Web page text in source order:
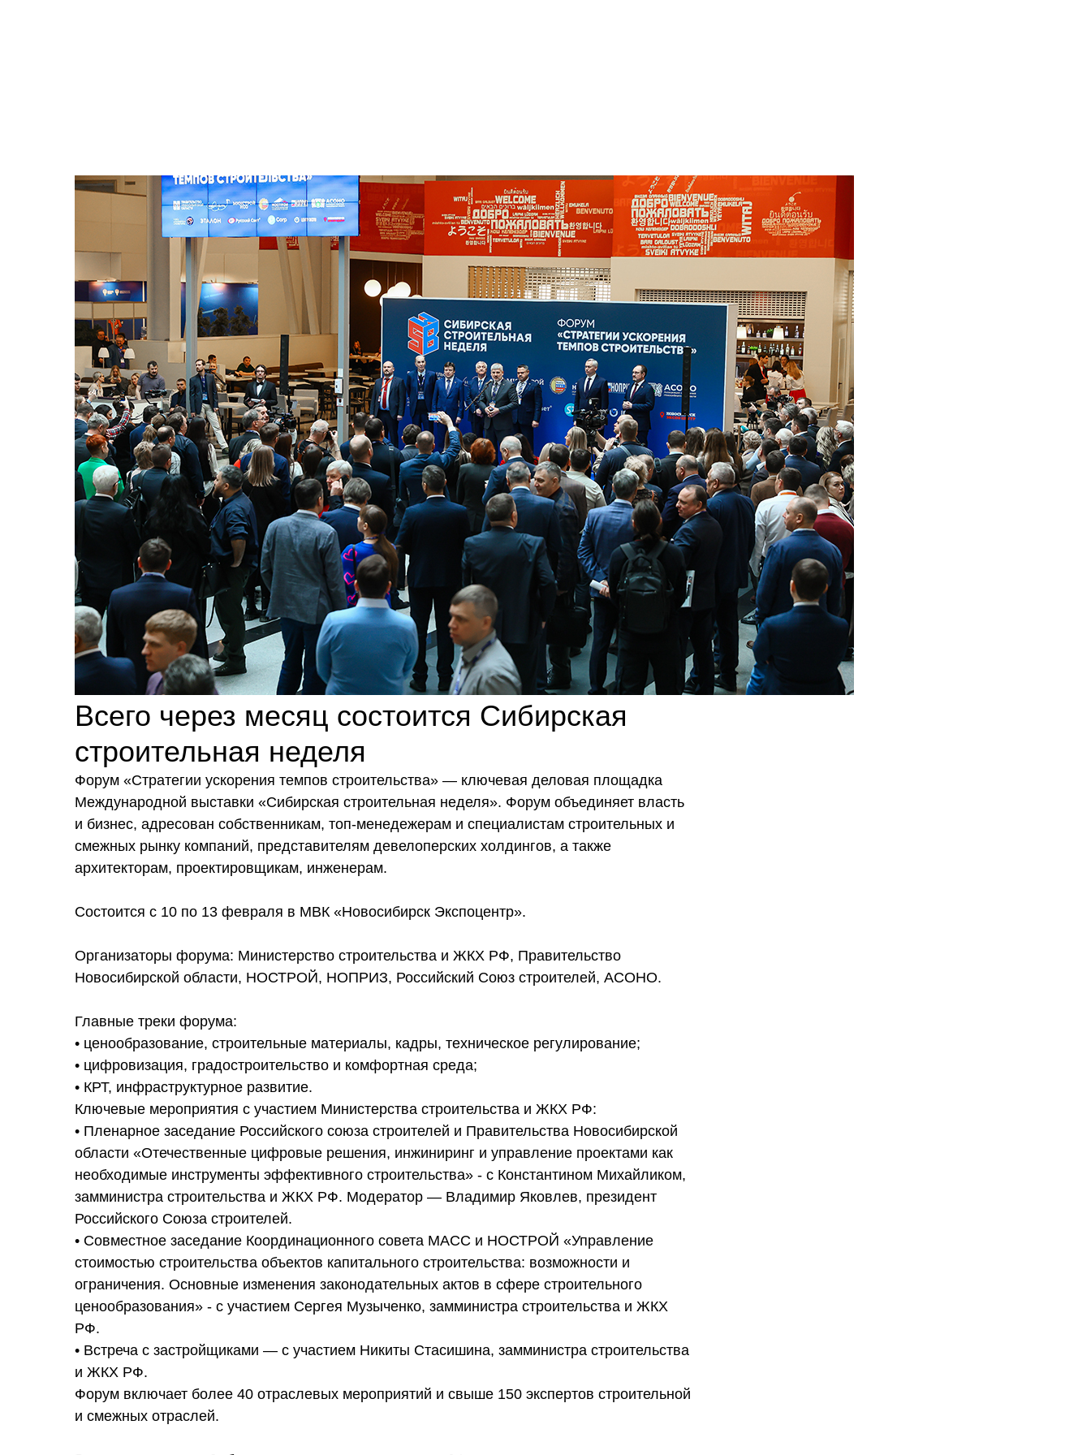
Всего через месяц состоится Сибирская
строительная неделя
Форум «Стратегии ускорения темпов строительства» — ключевая деловая площадка
Международной выставки «Сибирская строительная неделя». Форум объединяет власть
и бизнес, адресован собственникам, топ-менедежерам и специалистам строительных и
смежных рынку компаний, представителям девелоперских холдингов, а также
архитекторам, проектировщикам, инженерам.
Состоится с 10 по 13 февраля в МВК «Новосибирск Экспоцентр».
Организаторы форума: Министерство строительства и ЖКХ РФ, Правительство
Новосибирской области, НОСТРОЙ, НОПРИЗ, Российский Союз строителей, АСОНО.
Главные треки форума:
• ценообразование, строительные материалы, кадры, техническое регулирование;
• цифровизация, градостроительство и комфортная среда;
• КРТ, инфраструктурное развитие.
Ключевые мероприятия с участием Министерства строительства и ЖКХ РФ:
• Пленарное заседание Российского союза строителей и Правительства Новосибирской
области «Отечественные цифровые решения, инжиниринг и управление проектами как
необходимые инструменты эффективного строительства» - с Константином Михайликом,
замминистра строительства и ЖКХ РФ. Модератор — Владимир Яковлев, президент
Российского Союза строителей.
• Совместное заседание Координационного совета МАСС и НОСТРОЙ «Управление
стоимостью строительства объектов капитального строительства: возможности и
ограничения. Основные изменения законодательных актов в сфере строительного
ценообразования» - с участием Сергея Музыченко, замминистра строительства и ЖКХ
РФ.
• Встреча с застройщиками — с участием Никиты Стасишина, замминистра строительства
и ЖКХ РФ.
Форум включает более 40 отраслевых мероприятий и свыше 150 экспертов строительной
и смежных отраслей.